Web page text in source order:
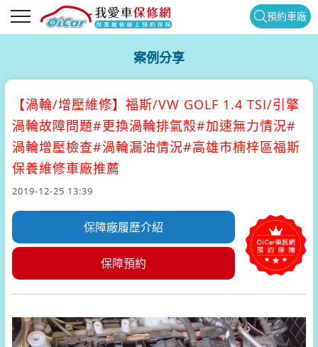
預約車廠
案例分享
【渦輪/增壓維修】 福斯/VW GOLF 1.4 TSI/引擎
渦輪故障問題#更換渦輪排氣殼#加速無力情況#
渦輪增壓檢查#渦輪漏油情況#高雄市楠梓區福斯
保養維修車廠推薦
2019-12-25 13:39
保障廠履歷介紹
保障預約